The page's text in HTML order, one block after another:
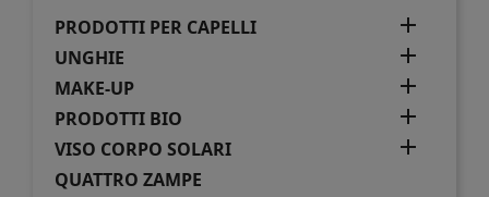
PRODOTTI PER CAPELLI

UNGHIE 
MAKE-UP 
PRODOTTI BIO 
VISO CORPO SOLARI 
QUATTRO ZAMPE